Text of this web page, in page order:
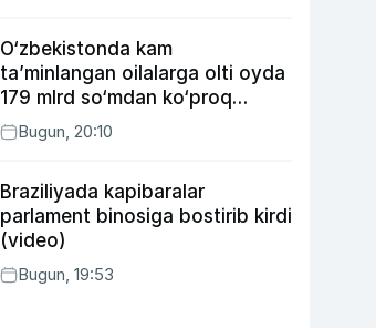
O‘zbekistonda kam
ta’minlangan oilalarga olti oyda
179 mlrd so‘mdan ko‘proq
ijtimoiy keshbek to‘lab berildi
Bugun, 20:10
Braziliyada kapibaralar
parlament binosiga bostirib kirdi
(video)
Bugun, 19:53